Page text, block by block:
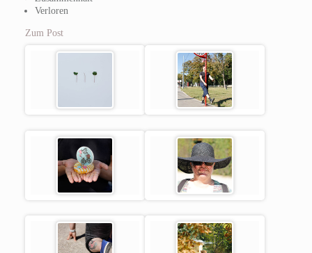
Verloren
Zum Post